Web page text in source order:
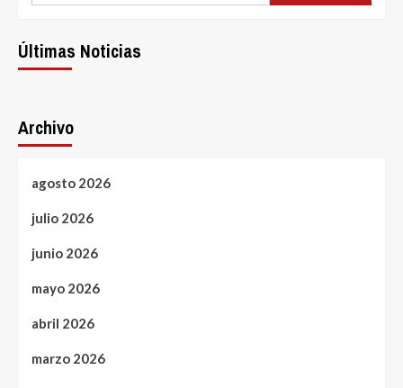
Últimas Noticias
Archivo
agosto 2026
julio 2026
junio 2026
mayo 2026
abril 2026
marzo 2026